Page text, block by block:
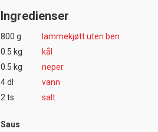
Ingredienser
800 g
lammekjøtt uten ben
0.5 kg
kål
0.5 kg
neper
4 dl
vann
2 ts
salt
Saus